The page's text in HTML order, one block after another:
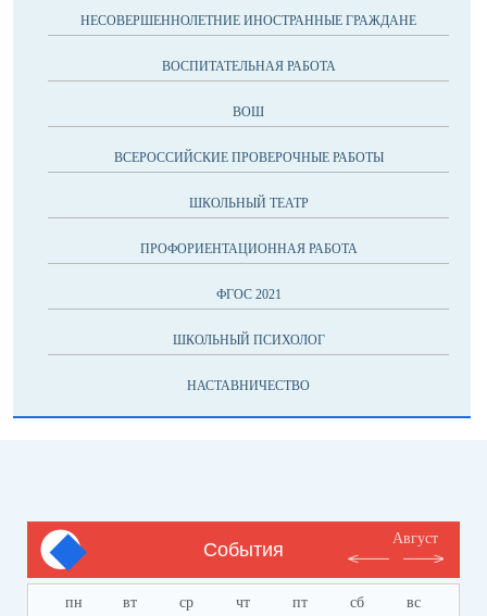
НЕСОВЕРШЕННОЛЕТНИЕ ИНОСТРАННЫЕ ГРАЖДАНЕ
ВОСПИТАТЕЛЬНАЯ РАБОТА
ВОШ
ВСЕРОССИЙСКИЕ ПРОВЕРОЧНЫЕ РАБОТЫ
ШКОЛЬНЫЙ ТЕАТР
ПРОФОРИЕНТАЦИОННАЯ РАБОТА
ФГОС 2021
ШКОЛЬНЫЙ ПСИХОЛОГ
НАСТАВНИЧЕСТВО
События
Август
пн вт ср чт пт сб вс